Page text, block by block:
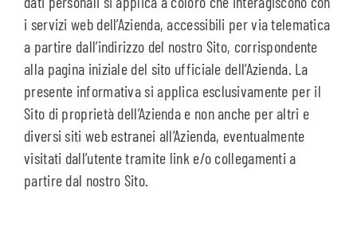
i servizi web dell’Azienda, accessibili per via telematica
a partire dall’indirizzo del nostro Sito, corrispondente
alla pagina iniziale del sito ufficiale dell’Azienda. La
presente informativa si applica esclusivamente per il
Sito di proprietà dell’Azienda e non anche per altri e
diversi siti web estranei all’Azienda, eventualmente
visitati dall’utente tramite link e/o collegamenti a
partire dal nostro Sito.